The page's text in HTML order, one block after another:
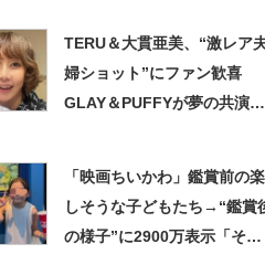
TERU＆大貫亜美、“激レア
婦ショット”にファン歓喜
GLAY＆PUFFYが夢の共演
「映画ちいかわ」鑑賞前の楽
しそうな子どもたち→“鑑賞
の様子”に2900万表示「そう